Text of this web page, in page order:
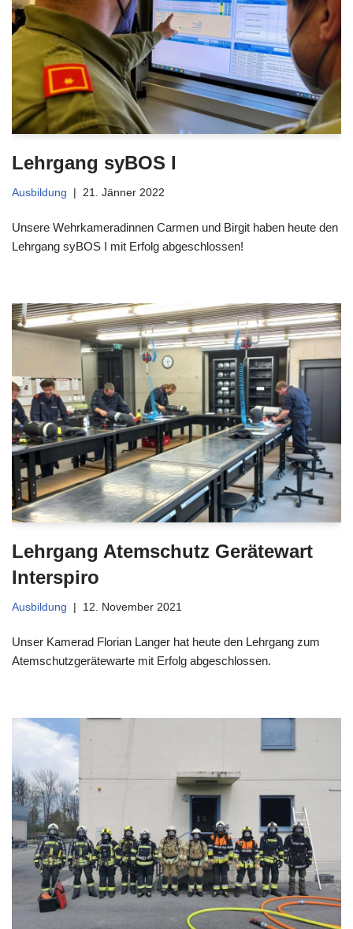
Lehrgang syBOS I
Ausbildung 21. Jänner 2022
Unsere Wehrkameradinnen Carmen und Birgit haben heute den
Lehrgang syBOS I mit Erfolg abgeschlossen!
Lehrgang Atemschutz Gerätewart
Interspiro
Ausbildung 12. November 2021
Unser Kamerad Florian Langer hat heute den Lehrgang zum
Atemschutzgerätewarte mit Erfolg abgeschlossen.